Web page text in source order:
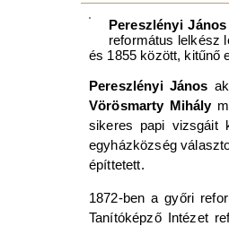
Pereszlényi
református lelkész
és 1855 között, kitűnő
Pereszlényi János
Vörösmarty Mihály
sikeres papi vizsgáit
egyházközség
építtetett.
1872-ben a győri
Tanítóképző Intézet